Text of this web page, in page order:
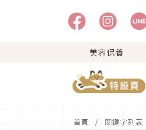
美容保養
首頁 關鍵字列表